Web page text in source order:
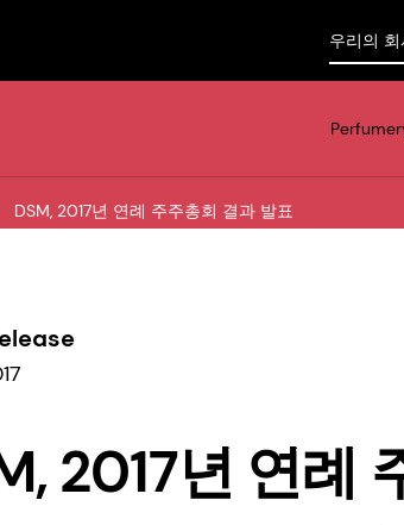
우리의
DSM, 2017년 연례 주주총회 결과 발표
2017년 연례